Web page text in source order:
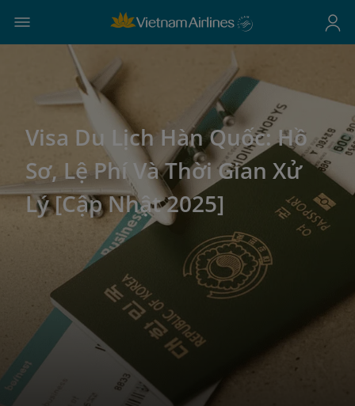
Visa Du Lịch Hàn Quốc: Hồ
Sơ, Lệ Phí Và Thời Gian Xử
Lý [Cập Nhật 2025]